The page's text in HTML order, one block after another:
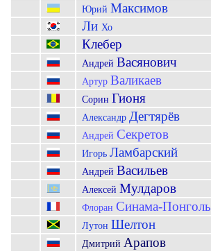
Юрий Максимов
Ли Хо
Клебер
Андрей Васянович
Артур Валикаев
Сорин Гионя
Александр Дегтярёв
Андрей Секретов
Игорь Ламбарский
Андрей Васильев
Алексей Мулдаров
Флоран Синама-Понголь
Лутон Шелтон
Дмитрий Арапов